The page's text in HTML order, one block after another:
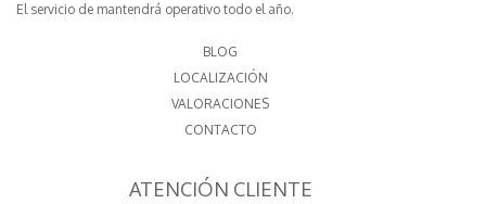
El servicio de mantendrá operativo todo el año.
BLOG
LOCALIZACIÓN
VALORACIONES
CONTACTO
ATENCIÓN CLIENTE